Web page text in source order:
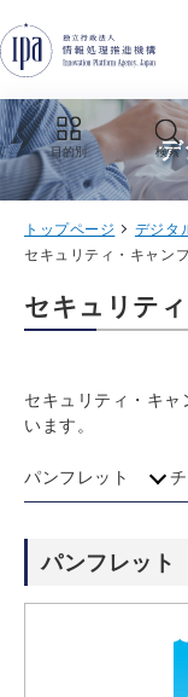
目的別 検索
デ
トップページ デジタ
セキュリティ・キャン
セキュリテ
セキュリティ・キ
います。
パンフレット
パンフレット